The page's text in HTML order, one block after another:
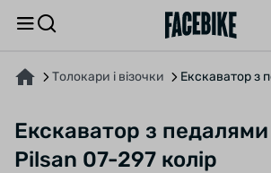
Толокари і візочки Екскаватор з
Екскаватор з
Pilsan 07-297 колір
ПРО ТОВАР ХАРАКТЕРИСТИКИВІДГУКИ ТА